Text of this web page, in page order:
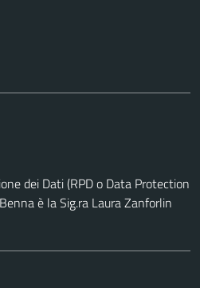
dei Dati (RPD o Data Protection
è la Sig.ra Laura Zanforlin